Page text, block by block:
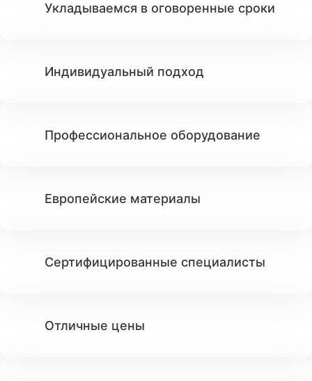
Укладываемся в оговоренные сроки
Индивидуальный подход
Профессиональное оборудование
Европейские материалы
Сертифицированные специалисты
Отличные цены